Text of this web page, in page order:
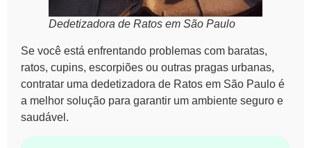
Dedetizadora de Ratos em São Paulo
Se você está enfrentando problemas com baratas,
ratos, cupins, escorpiões ou outras pragas urbanas,
contratar uma dedetizadora de Ratos em São Paulo é
a melhor solução para garantir um ambiente seguro e
saudável.